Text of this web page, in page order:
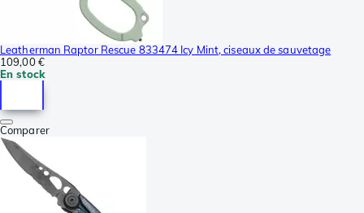
Leatherman Raptor Rescue 833474 Icy Mint, ciseaux de sauvetage
109,00 €
En stock
Comparer